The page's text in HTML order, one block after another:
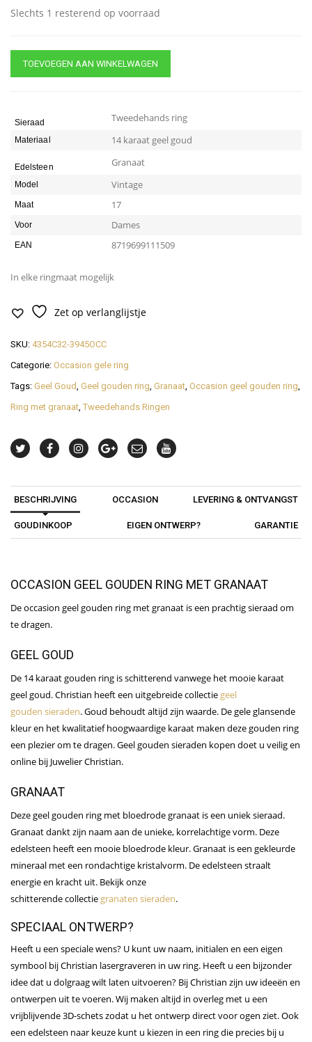
Slechts 1 resterend op voorraad
TOEVOEGEN AAN WINKELWAGEN
Sieraad Tweedehands ring
Materiaal 14 karaat geel goud
Edelsteen Granaat
Model Vintage
Maat 17
Voor Dames
EAN 8719699111509
In elke ringmaat mogelijk
Zet op verlanglijstje
SKU: 4354C32-3945OCC
Categorie: Occasion gele ring
Tags: Geel Goud, Geel gouden ring, Granaat, Occasion geel gouden ring,
Ring met granaat, Tweedehands Ringen
BESCHRIJVING OCCASION LEVERING & ONTVANGST
GOUDINKOOP EIGEN ONTWERP? GARANTIE
OCCASION GEEL GOUDEN RING MET GRANAAT
De occasion geel gouden ring met granaat is een prachtig sieraad om
te dragen.
GEEL GOUD
De 14 karaat gouden ring is schitterend vanwege het mooie karaat
geel goud. Christian heeft een uitgebreide collectie geel
gouden sieraden. Goud behoudt altijd zijn waarde. De gele glansende
kleur en het kwalitatief hoogwaardige karaat maken deze gouden ring
een plezier om te dragen. Geel gouden sieraden kopen doet u veilig en
online bij Juwelier Christian.
GRANAAT
Deze geel gouden ring met bloedrode granaat is een uniek sieraad.
Granaat dankt zijn naam aan de unieke, korrelachtige vorm. Deze
edelsteen heeft een mooie bloedrode kleur. Granaat is een gekleurde
mineraal met een rondachtige kristalvorm. De edelsteen straalt
energie en kracht uit. Bekijk onze
schitterende collectie granaten sieraden.
SPECIAAL ONTWERP?
Heeft u een speciale wens? U kunt uw naam, initialen en een eigen
symbool bij Christian lasergraveren in uw ring. Heeft u een bijzonder
idee dat u dolgraag wilt laten uitvoeren? Bij Christian zijn uw ideeën en
ontwerpen uit te voeren. Wij maken altijd in overleg met u een
vrijblijvende 3D-schets zodat u het ontwerp direct voor ogen ziet. Ook
een edelsteen naar keuze kunt u kiezen in een ring die precies bij u